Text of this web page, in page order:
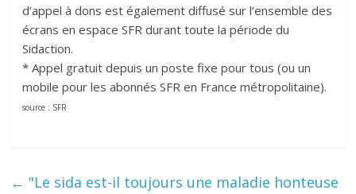
d’appel à dons est également diffusé sur l’ensemble des
écrans en espace SFR durant toute la période du
Sidaction.
* Appel gratuit depuis un poste fixe pour tous (ou un
mobile pour les abonnés SFR en France métropolitaine).
source : SFR
← "Le sida est-il toujours une maladie honteuse